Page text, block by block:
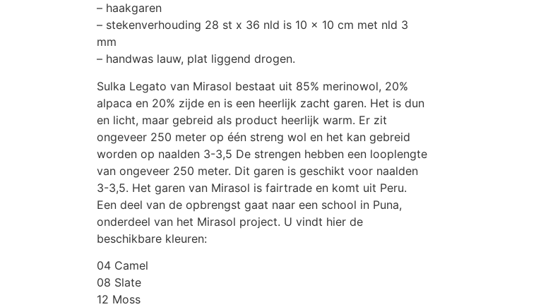
– haakgaren
– stekenverhouding 28 st x 36 nld is 10 x 10 cm met nld 3
mm
– handwas lauw, plat liggend drogen.
Sulka Legato van Mirasol bestaat uit 85% merinowol, 20%
alpaca en 20% zijde en is een heerlijk zacht garen. Het is dun
en licht, maar gebreid als product heerlijk warm. Er zit
ongeveer 250 meter op één streng wol en het kan gebreid
worden op naalden 3-3,5 De strengen hebben een looplengte
van ongeveer 250 meter. Dit garen is geschikt voor naalden
3-3,5. Het garen van Mirasol is fairtrade en komt uit Peru.
Een deel van de opbrengst gaat naar een school in Puna,
onderdeel van het Mirasol project. U vindt hier de
beschikbare kleuren:
04 Camel
08 Slate
12 Moss